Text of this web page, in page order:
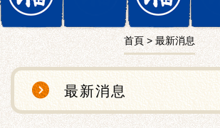
首頁 最新消息
最新消息